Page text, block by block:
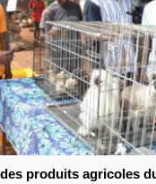
produits agricoles